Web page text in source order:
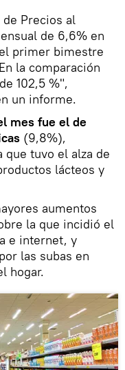
Precios al
de 6,6% en
primer bimestre
la comparación
102,5 %",
un informe.
mes fue el de
(9,8%),
tuvo el alza de
lácteos y
aumentos
la que incidió el
e internet, y
las subas en
hogar.